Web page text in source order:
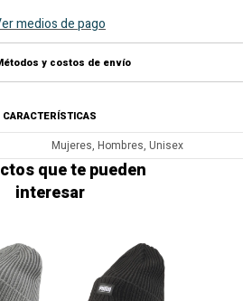
medios de pago
y costos de envío
CARACTERÍSTICAS
Mujeres, Hombres, Unisex
que te pueden
interesar